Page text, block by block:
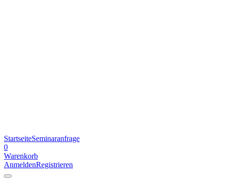
StartseiteSeminaranfrage
0
Warenkorb
AnmeldenRegistrieren